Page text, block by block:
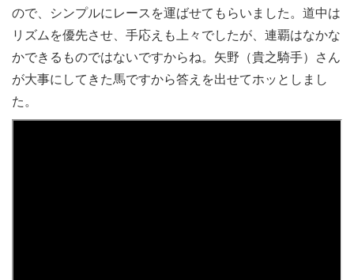
ので、シンプルにレースを運ばせてもらいました。道中は
リズムを優先させ、手応えも上々でしたが、連覇はなかな
かできるものではないですからね。矢野（貴之騎手）さん
が大事にしてきた馬ですから答えを出せてホッとしまし
た。